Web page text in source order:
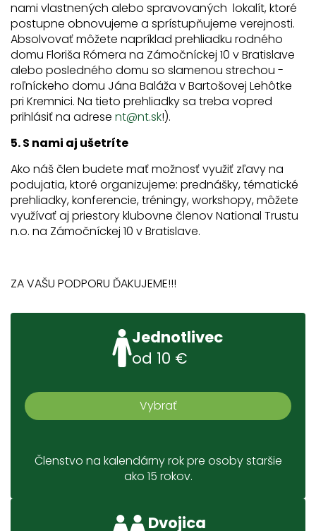
nami vlastnených alebo spravovaných lokalít, ktoré
postupne obnovujeme a sprístupňujeme verejnosti.
Absolvovať môžete napríklad prehliadku rodného
domu Floriša Rómera na Zámočníckej 10 v Bratislave
alebo posledného domu so slamenou strechou -
roľníckeho domu Jána Baláža v Bartošovej Lehôtke
pri Kremnici. Na tieto prehliadky sa treba vopred
prihlásiť na adrese nt@nt.sk!).
5. S nami aj ušetríte
Ako náš člen budete mať možnosť využiť zľavy na
podujatia, ktoré organizujeme: prednášky, tématické
prehliadky, konferencie, tréningy, workshopy, môžete
využívať aj priestory klubovne členov National Trustu
n.o. na Zámočníckej 10 v Bratislave.
ZA VAŠU PODPORU ĎAKUJEME!!!
Jednotlivec
od 10 €
Vybrať
Členstvo na kalendárny rok pre osoby staršie
ako 15 rokov.
Dvojica